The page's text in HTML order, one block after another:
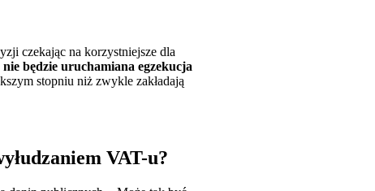
czekając na korzystniejsze dla
będzie uruchamiana egzekucja
stopniu niż zwykle zakładają
VAT-u?